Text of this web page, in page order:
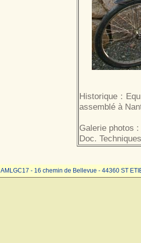
Historique :
assemblé à
Galerie photos :
Doc.
AMLGC17 - 16 chemin de Bellevue - 44360 ST